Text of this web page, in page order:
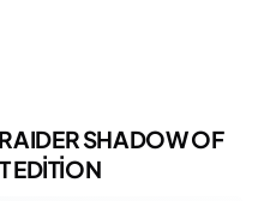
SHADOW OF
EDİTİON